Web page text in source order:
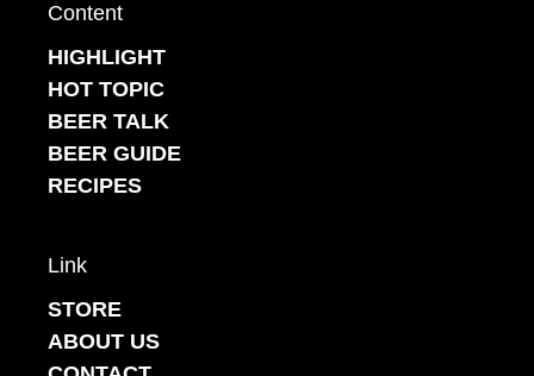
Content
HIGHLIGHT
HOT TOPIC
BEER TALK
BEER GUIDE
RECIPES
Link
STORE
ABOUT US